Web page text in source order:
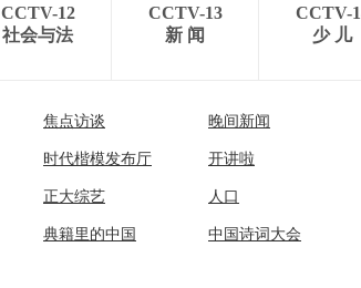
CCTV-12
社会与法
CCTV-13
新 闻
CCTV-
少 儿
焦点访谈 晚间新闻
时代楷模发布厅 开讲啦
正大综艺 人口
典籍里的中国 中国诗词大会